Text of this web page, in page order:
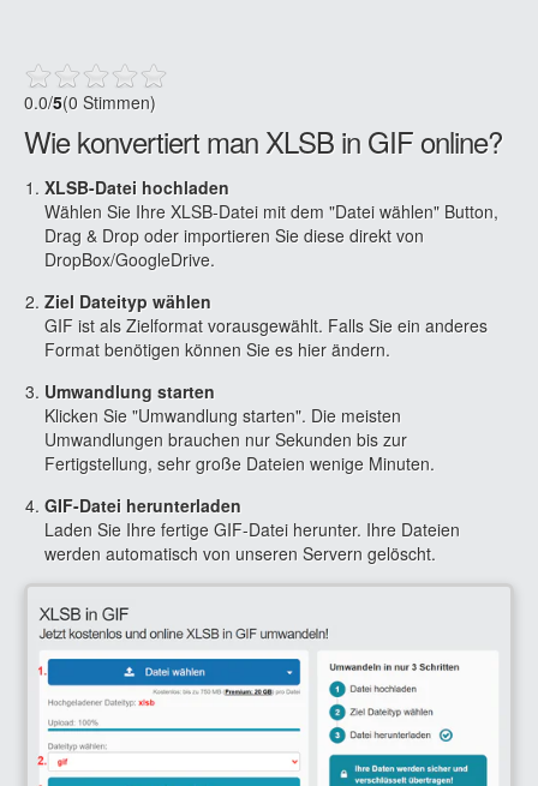
0.0/5(0 Stimmen)
Wie konvertiert man XLSB in GIF online?
XLSB-Datei hochladen
Wählen Sie Ihre XLSB-Datei mit dem "Datei wählen" Button,
Drag & Drop oder importieren Sie diese direkt von
DropBox/GoogleDrive.
Ziel Dateityp wählen
GIF ist als Zielformat vorausgewählt. Falls Sie ein anderes
Format benötigen können Sie es hier ändern.
Umwandlung starten
Klicken Sie "Umwandlung starten". Die meisten
Umwandlungen brauchen nur Sekunden bis zur
Fertigstellung, sehr große Dateien wenige Minuten.
GIF-Datei herunterladen
Laden Sie Ihre fertige GIF-Datei herunter. Ihre Dateien
werden automatisch von unseren Servern gelöscht.